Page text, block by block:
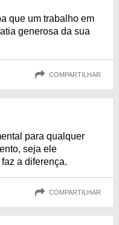
que um trabalho em
generosa da sua
COMPARTILHAR
para qualquer
seja ele
a diferença.
COMPARTILHAR